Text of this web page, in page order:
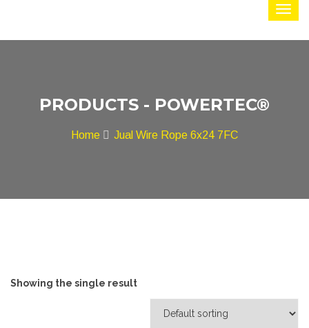
PRODUCTS - POWERTEC®
Home Jual Wire Rope 6x24 7FC
Showing the single result